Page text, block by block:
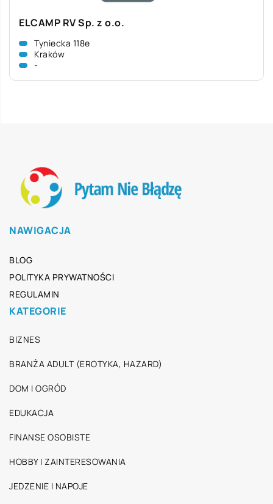
ELCAMP RV Sp. z o.o.
Tyniecka 118e
Kraków
-
NAWIGACJA
BLOG
POLITYKA PRYWATNOŚCI
REGULAMIN
KATEGORIE
BIZNES
BRANŻA ADULT (EROTYKA, HAZARD)
DOM I OGRÓD
EDUKACJA
FINANSE OSOBISTE
HOBBY I ZAINTERESOWANIA
JEDZENIE I NAPOJE